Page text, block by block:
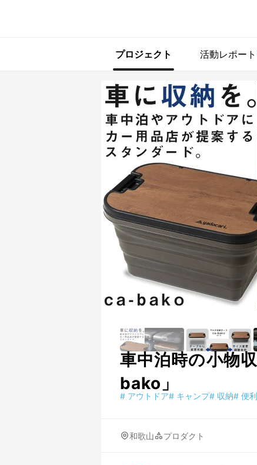
プロジェクト 活動レポート
車中泊時の小物
bako」
# アウトドア# キャンプ# 収納# 便
和歌山 プロダクト